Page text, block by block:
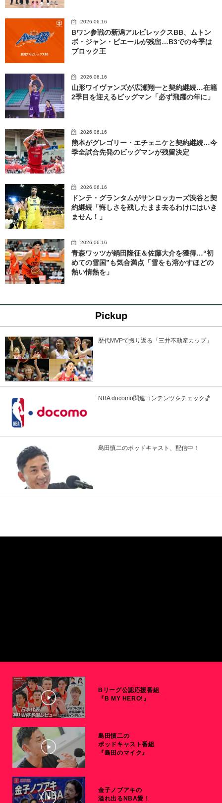
2026.06.16
Bワン参戦の新潟アルビレックスBB、ムトン
ボ・ジャン・ピエールが残留…B3での今季は
ブロック王
2026.06.16
山形ワイヴァンズが広瀬翔一と契約継続…在籍
2季目を迎えるビッグマン「必ず飛躍の年に」
2026.06.16
熊本がグレゴリー・エチェニケと契約継続…今
季全試合先発のビッグマンが残留決定
2026.06.16
ドンテ・グランタムがサンロッカーズ渋谷と契
約継続「悔しさを残したまま去るわけにはいき
ません！」
2026.06.16
青森ワッツが鍋田隆征＆佐藤大介を獲得…“初
めての雪国”も気合満点「雪をも溶かすほどの
熱い情熱を」
Pickup
歴代MVPで振り返る「三井不動産カップ」
NBA docomo関連コンテンツをチェック🏀
島田慎二のポッドキャスト、配信中！
Bリーグ公認応援番組
『B MY HERO!』
島田慎二の
ポッドキャスト番組
『島田のマイク』
金子ノブアキの
溢れ出るNBA愛！